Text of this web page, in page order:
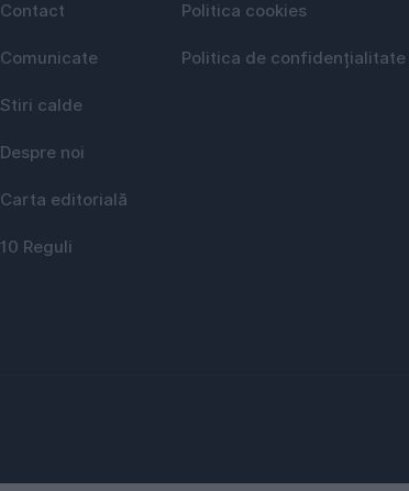
Contact
Comunicate
Stiri calde
Despre noi
Carta editorială
10 Reguli
Politica cookies
Politica de confidențialitate